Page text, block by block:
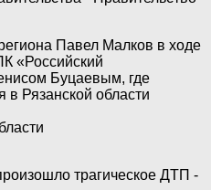
Павел Малков в ходе
«Российский
Буцаевым, где
в Рязанской области